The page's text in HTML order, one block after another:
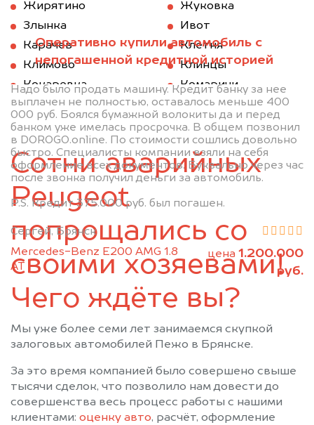
Оперативно купили автомобиль с
непогашенной кредитной историей
Надо было продать машину. Кредит банку за нее
выплачен не полностью, оставалось меньше 400
000 руб. Боялся бумажной волокиты да и перед
банком уже имелась просрочка. В общем позвонил
в DOROGO.online. По стоимости сошлись довольно
быстро. Специалисты компании взяли на себя
оформление всех документов. Буквально через час
после звонка получил деньги за автомобиль.
P.S. Кредит 375.000 руб. был погашен.
Сергей, Брянск
Mercedes-Benz E200 AMG 1.8
АТ
цена 1.200.000
руб.
Жирятино
Жуковка
Злынка
Ивот
Карачев
Клетня
Климово
Клинцы
Кокаревка
Комаричи
Красная Гора
Локоть
Мглин
Навля
Новозыбков
Погар
Почеп
Ржаница
Рогнедино
Севск
Стародуб
Суземка
Сураж
Трубчевск
Унеча
Сотни аварийных
Peugeot
попрощались со
своими хозяевами!
Чего ждёте вы?
Мы уже более семи лет занимаемся скупкой
залоговых автомобилей Пежо в Брянске.
За это время компанией было совершено свыше
тысячи сделок, что позволило нам довести до
совершенства весь процесс работы с нашими
клиентами: оценку авто, расчёт, оформление